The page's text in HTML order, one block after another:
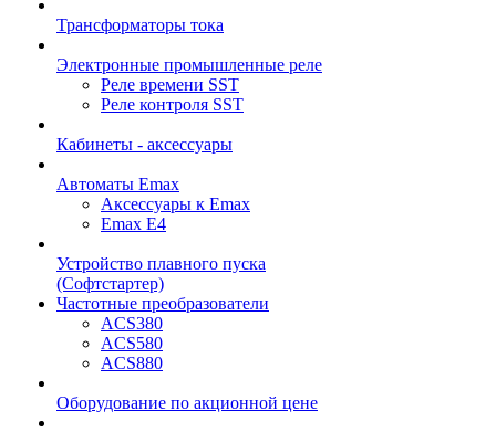
Трансформаторы тока
Электронные промышленные реле
Реле времени SST
Реле контроля SST
Кабинеты - аксессуары
Автоматы Emax
Аксессуары к Emax
Emax E4
Устройство плавного пуска
(Софтстартер)
Частотные преобразователи
ACS380
ACS580
ACS880
Оборудование по акционной цене